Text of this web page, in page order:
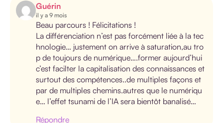
Guérin
il y a 9 mois
Beau parcours ! Félicitations !
La différenciation n’est pas forcément liée à la tec
hnologie… justement on arrive à saturation,au tro
p de toujours de numérique….former aujourd’hui
c’est facilter la capitalisation des connaissances et
surtout des compétences..de multiples façons et
par de multiples chemins.autres que le numériqu
e… l’effet tsunami de l’IA sera bientôt banalisé…
Répondre